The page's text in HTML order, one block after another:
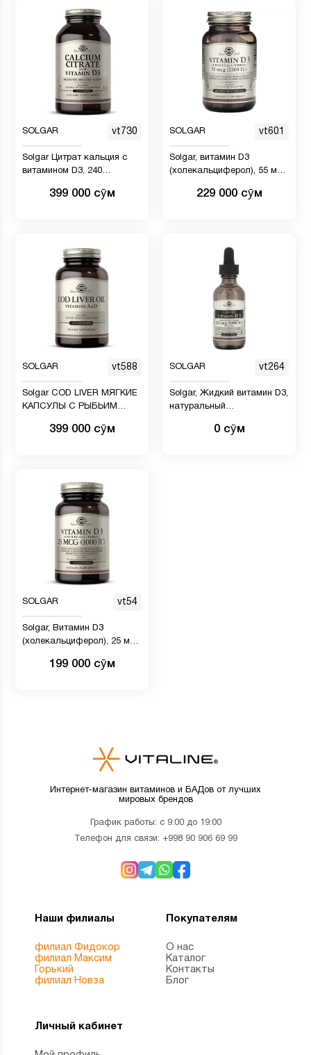
SOLGAR vt730
Solgar Цитрат кальция с
витамином D3, 240
здоровью костей и зубов,
глютена, без молочных
продуктов, кошерный,
халяль - 60 порций
399 000 сӯм
SOLGAR vt601
Solgar, витамин D3
(холекальциферол), 55 мкг
вегетарианских капсул
229 000 сӯм
SOLGAR vt588
Solgar COD LIVER МЯГКИЕ
КАПСУЛЫ С РЫБЬИМ
ВИТАМИНАМИ А И D) 250
399 000 сӯм
SOLGAR vt264
Solgar, Жидкий витамин D3,
натуральный
мкг (5000 МЕ), 59 мл
0 сӯм
SOLGAR vt54
Solgar, Витамин D3
(холекальциферол), 25 мкг
199 000 сӯм
Интернет-магазин витаминов и БАДов от лучших
мировых брендов
График работы: с 9:00 до 19:00
Телефон для связи: +998 90 906 69 99
Наши филиалы
филиал Фидокор
филиал Максим
Горький
филиал Новза
Покупателям
О нас
Каталог
Контакты
Блог
Личный кабинет